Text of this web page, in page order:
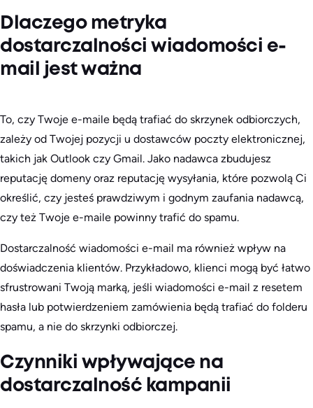
Dlaczego metryka
dostarczalności wiadomości e-
mail jest ważna
To, czy Twoje e-maile będą trafiać do skrzynek odbiorczych,
zależy od Twojej pozycji u dostawców poczty elektronicznej,
takich jak Outlook czy Gmail. Jako nadawca zbudujesz
reputację domeny oraz reputację wysyłania, które pozwolą Ci
określić, czy jesteś prawdziwym i godnym zaufania nadawcą,
czy też Twoje e-maile powinny trafić do spamu.
Dostarczalność wiadomości e-mail ma również wpływ na
doświadczenia klientów. Przykładowo, klienci mogą być łatwo
sfrustrowani Twoją marką, jeśli wiadomości e-mail z resetem
hasła lub potwierdzeniem zamówienia będą trafiać do folderu
spamu, a nie do skrzynki odbiorczej.
Czynniki wpływające na
dostarczalność kampanii